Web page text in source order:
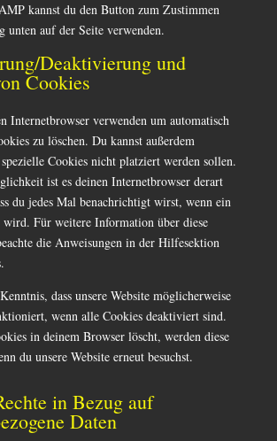
kannst du den Button zum Zustimmen
auf der Seite verwenden.
Deaktivierung und
Cookies
Internetbrowser verwenden um automatisch
zu löschen. Du kannst außerdem
Cookies nicht platziert werden sollen.
ist es deinen Internetbrowser derart
du jedes Mal benachrichtigt wirst, wenn ein
Für weitere Information über diese
die Anweisungen in der Hilfesektion
dass unsere Website möglicherweise
wenn alle Cookies deaktiviert sind.
in deinem Browser löscht, werden diese
du unsere Website erneut besuchst.
in Bezug auf
Daten